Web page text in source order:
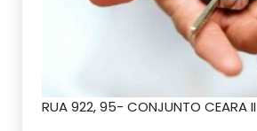
RUA 922, 95- CONJUNTO CEARA II